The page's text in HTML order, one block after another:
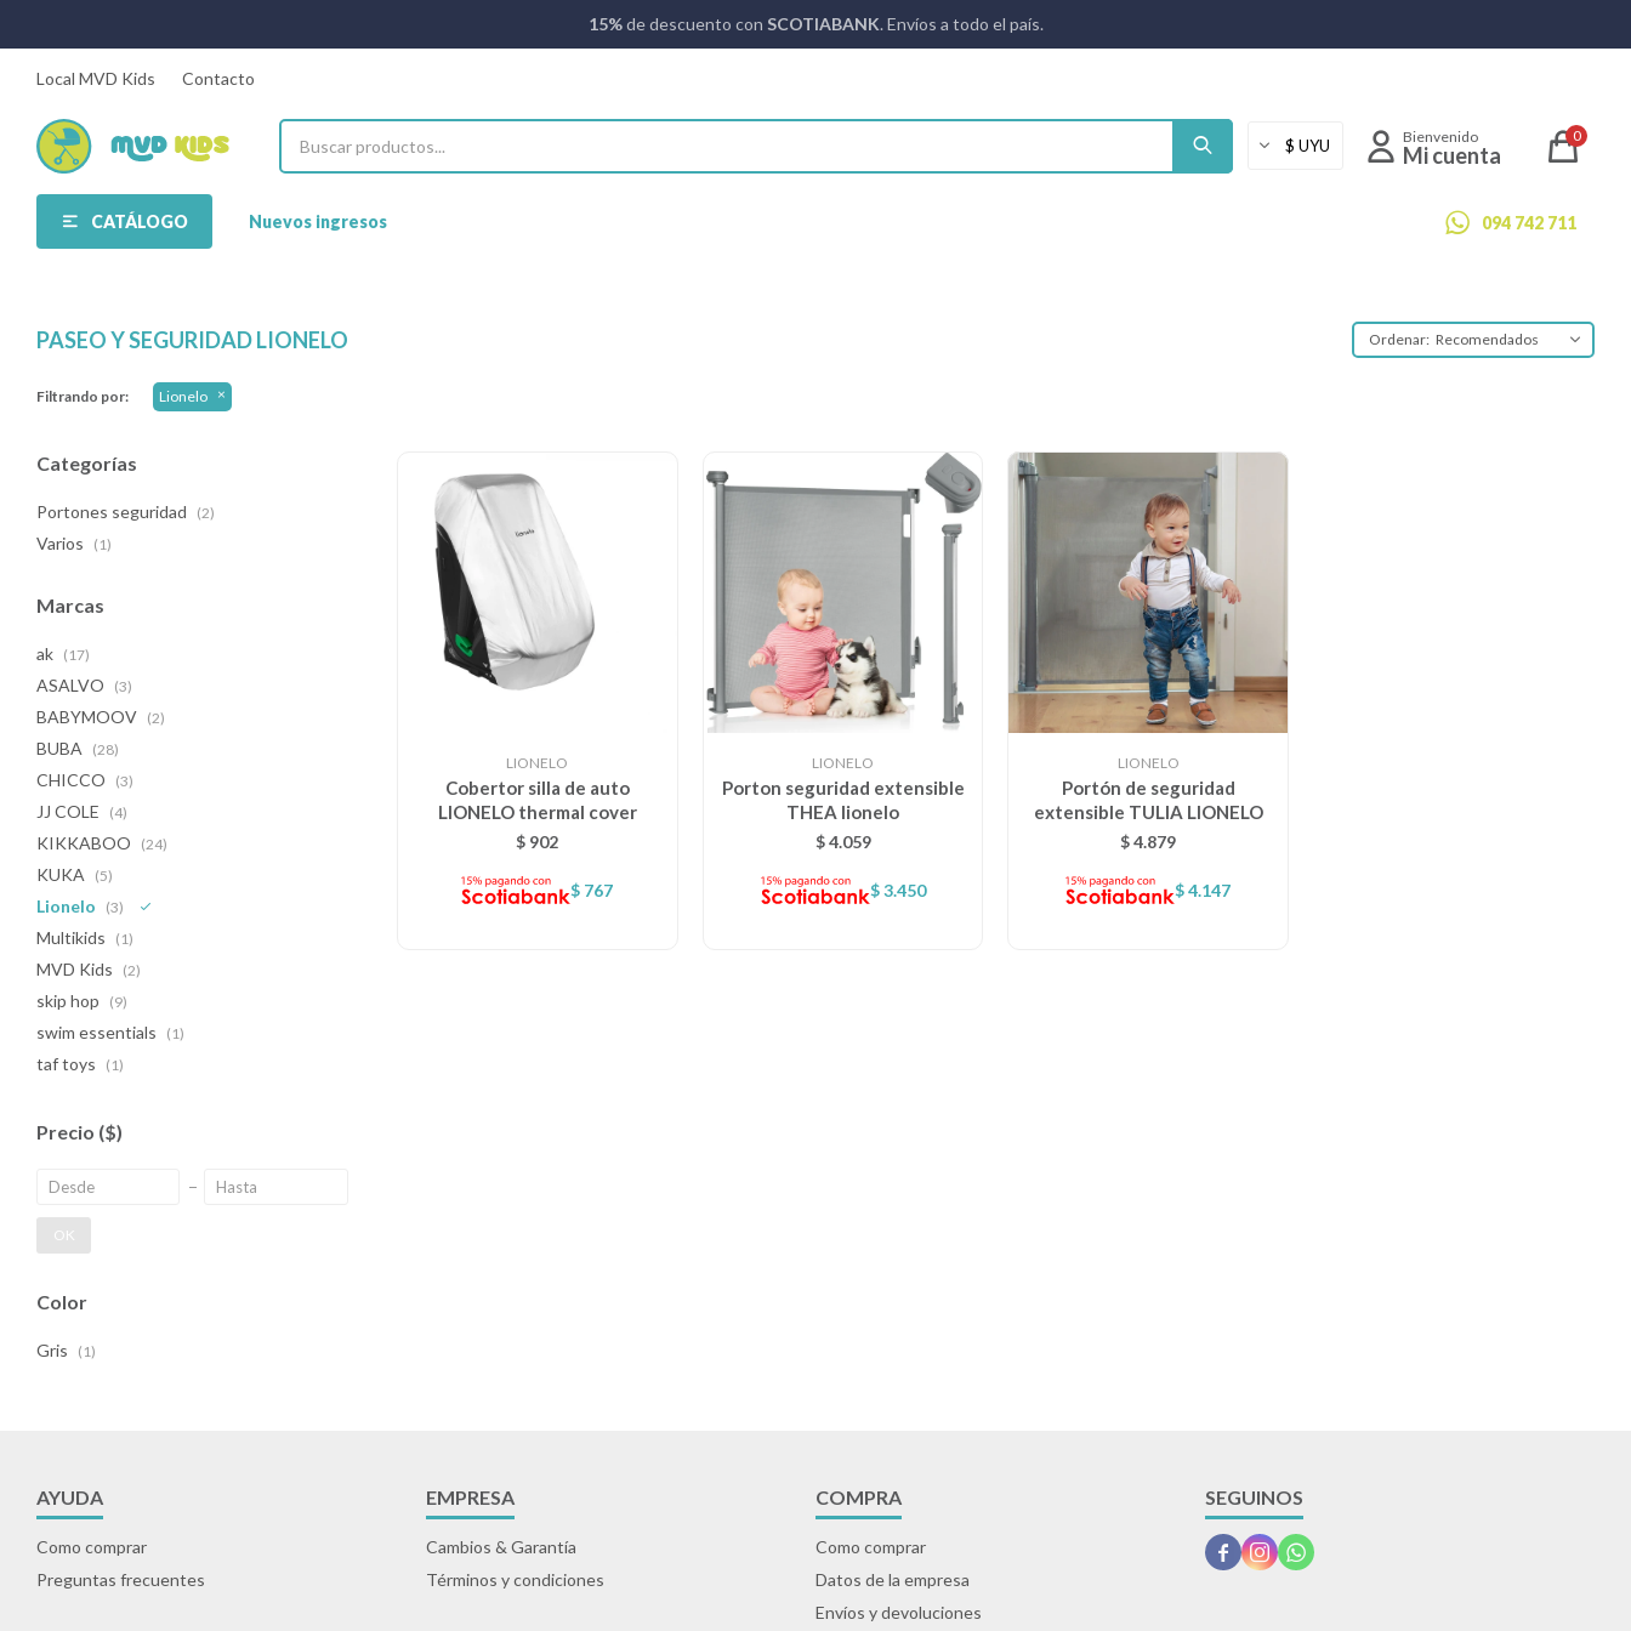
15%de descuento con SCOTIABANK. Envíos a todo el país.
CATÁLOGO Nuevos ingresos 094 742 711
0
Local MVD Kids Contacto
PASEO Y SEGURIDAD LIONELO Recomendados
Filtrando por: Lionelo
LIONELO
Cobertor silla de auto
LIONELO thermal cover
$ 902
$ 767
LIONELO
Porton seguridad extensible
THEA lionelo
$ 4.059
$ 3.450
LIONELO
Portón de seguridad
extensible TULIA LIONELO
$4.879
$4.147
Categorías
Portones seguridad (2)
Varios (1)
Marcas
ak (17)
ASALVO (3)
BABYMOOV (2)
BUBA (28)
CHICCO (3)
JJ COLE (4)
KIKKABOO (24)
KUKA (5)
Lionelo (3)
Multikids (1)
MVD Kids (2)
skip hop (9)
swim essentials (1)
taf toys (1)
Precio ($)
OK
Color
Gris (1)
AYUDA
Como comprar
Preguntas frecuentes
EMPRESA
Cambios & Garantía
Términos y condiciones
COMPRA
Como comprar
Datos de la empresa
Envíos y devoluciones
SEGUINOS
  